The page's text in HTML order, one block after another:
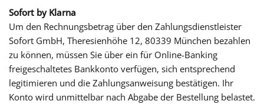
Sofort by Klarna
Um den Rechnungsbetrag über den Zahlungsdienstleister
Sofort GmbH, Theresienhöhe 12, 80339 München bezahlen
zu können, müssen Sie über ein für Online-Banking
freigeschaltetes Bankkonto verfügen, sich entsprechend
legitimieren und die Zahlungsanweisung bestätigen. Ihr
Konto wird unmittelbar nach Abgabe der Bestellung belastet.